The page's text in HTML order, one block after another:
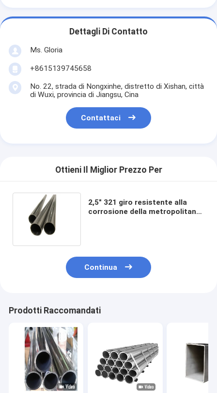
Dettagli Di Contatto
Ms. Gloria
+8615139745658
No. 22, strada di Nongxinhe, distretto di Xishan, città
di Wuxi, provincia di Jiangsu, Cina
Contattaci
Ottieni Il Miglior Prezzo Per
2,5" 321 giro resistente alla
corrosione della metropolitana
Continua
Prodotti Raccomandati